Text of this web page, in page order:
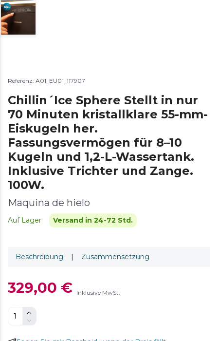
Referenz: A01_EU01_117907
Chillin´Ice Sphere Stellt in nur
70 Minuten kristallklare 55-mm-
Eiskugeln her.
Fassungsvermögen für 8–10
Kugeln und 1,2-L-Wassertank.
Inklusive Trichter und Zange.
100W.
Maquina de hielo
Auf Lager Versand in 24-72 Std.
Beschreibung | Zusammensetzung
329,00 € Inklusive MwSt.